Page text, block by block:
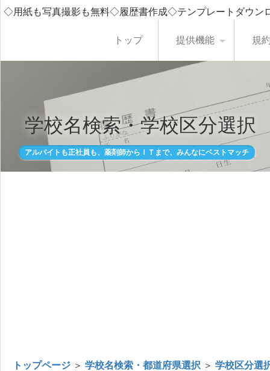
◇用紙も写真撮影も無料◇履歴書作成◇テンプレートダウ
トップ 提供機能 規
学校名検索・学校区分選択
アルバイトも正社員も、薬剤師からＩＴまで、みんなにベストマッチ
トップページ ＞ 学校名検索・都道府県選択 ＞ 学校区分選